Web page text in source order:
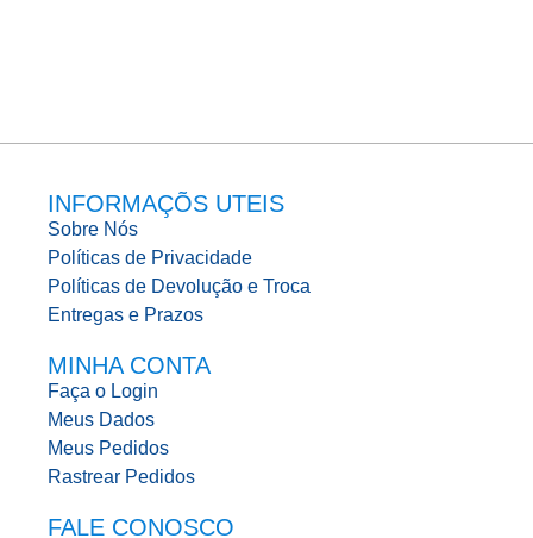
INFORMAÇÕS UTEIS
Sobre Nós
Políticas de Privacidade
Políticas de Devolução e Troca
Entregas e Prazos
MINHA CONTA
Faça o Login
Meus Dados
Meus Pedidos
Rastrear Pedidos
FALE CONOSCO